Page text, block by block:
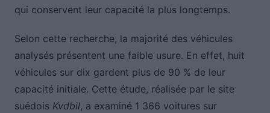
qui conservent leur capacité la plus longtemps.
Selon cette recherche, la majorité des véhicules
analysés présentent une faible usure. En effet, huit
véhicules sur dix gardent plus de 90 % de leur
capacité initiale. Cette étude, réalisée par le site
suédois Kvdbil, a examiné 1 366 voitures sur